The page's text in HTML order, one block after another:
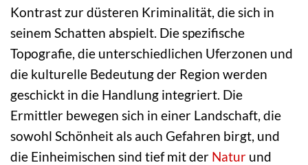
Kontrast zur düsteren Kriminalität, die sich in
seinem Schatten abspielt. Die spezifische
Topografie, die unterschiedlichen Uferzonen und
die kulturelle Bedeutung der Region werden
geschickt in die Handlung integriert. Die
Ermittler bewegen sich in einer Landschaft, die
sowohl Schönheit als auch Gefahren birgt, und
die Einheimischen sind tief mit der Natur und